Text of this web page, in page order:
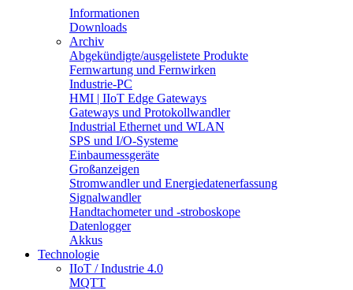
Informationen
Downloads
Archiv
Abgekündigte/ausgelistete Produkte
Fernwartung und Fernwirken
Industrie-PC
HMI | IIoT Edge Gateways
Gateways und Protokollwandler
Industrial Ethernet und WLAN
SPS und I/O-Systeme
Einbaumessgeräte
Großanzeigen
Stromwandler und Energiedatenerfassung
Signalwandler
Handtachometer und -stroboskope
Datenlogger
Akkus
Technologie
IIoT / Industrie 4.0
MQTT